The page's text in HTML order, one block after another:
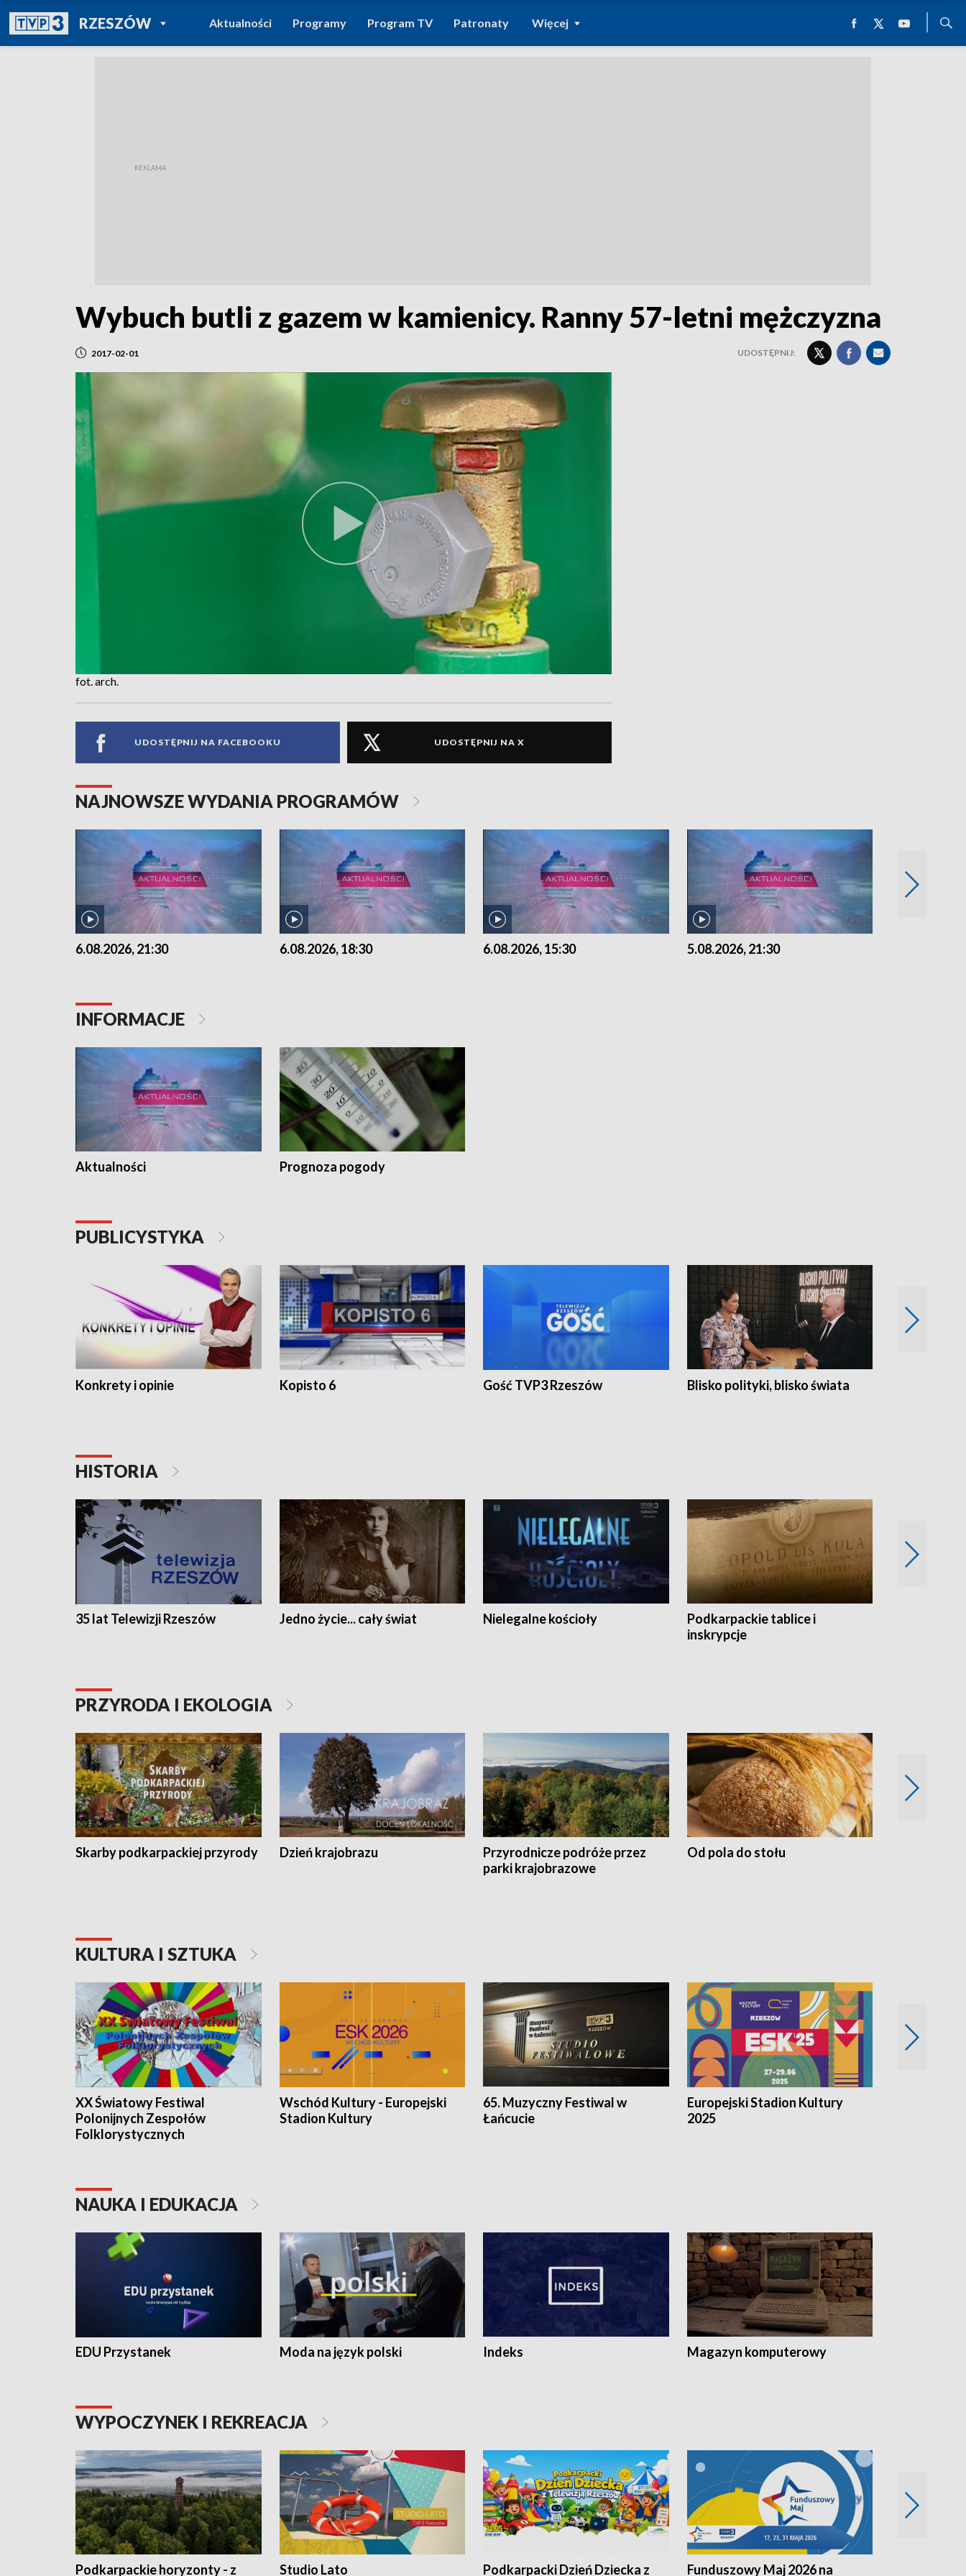
RZESZÓWPOWRÓT DO
TVP REGIONY
Aktualności Programy Program TV Patronaty Więcej
Wybuch butli z gazem w kamienicy. Ranny 57-letni mężczyzna
2017-02-01 UDOSTĘPNIJ:
fot. arch.
UDOSTĘPNIJ NA FACEBOOKU UDOSTĘPNIJ NA X
NAJNOWSZE WYDANIA PROGRAMÓW
6.08.2026, 21:30 6.08.2026, 18:30 6.08.2026, 15:30 5.08.2026, 21:30
INFORMACJE
Aktualności Prognoza pogody
PUBLICYSTYKA
Konkrety i opinie Kopisto 6 Gość TVP3 Rzeszów Blisko polityki, blisko świata
HISTORIA
35 lat Telewizji Rzeszów Jedno życie... cały świat Nielegalne kościoły
Podkarpackie tablice i
inskrypcje
PRZYRODA I EKOLOGIA
Skarby podkarpackiej przyrody Dzień krajobrazu
Przyrodnicze podróże przez
parki krajobrazowe
Od pola do stołu
KULTURA I SZTUKA
XX Światowy Festiwal
Polonijnych Zespołów
Folklorystycznych
Wschód Kultury - Europejski
Stadion Kultury
65. Muzyczny Festiwal w
Łańcucie
Europejski Stadion Kultury
2025
NAUKA I EDUKACJA
EDU Przystanek Moda na język polski Indeks Magazyn komputerowy
WYPOCZYNEK I REKREACJA
Podkarpackie horyzonty - z Studio Lato Podkarpacki Dzień Dziecka z Funduszowy Maj 2026 na